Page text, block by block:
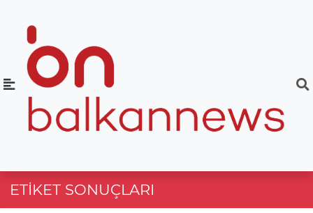
ETIKET SONUÇLARI